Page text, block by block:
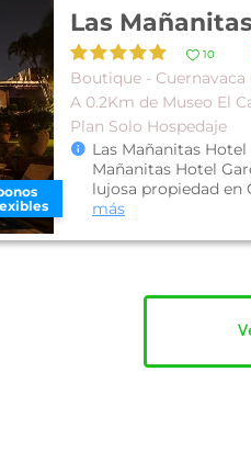
Las
10
Boutique - Cuernavaca
A 0.2Km de Museo El
Plan Solo Hospedaje
Las Mañanitas
Mañanitas Hotel
lujosa propiedad en
más